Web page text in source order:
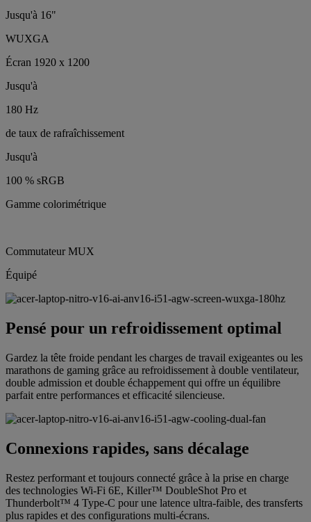
Jusqu'à 16"
WUXGA
Écran 1920 x 1200
Jusqu'à
180 Hz
de taux de rafraîchissement
Jusqu'à
100 % sRGB
Gamme colorimétrique
Commutateur MUX
Équipé
Pensé pour un refroidissement optimal
Gardez la tête froide pendant les charges de travail exigeantes ou les
marathons de gaming grâce au refroidissement à double ventilateur,
double admission et double échappement qui offre un équilibre
parfait entre performances et efficacité silencieuse.
Connexions rapides, sans décalage
Restez performant et toujours connecté grâce à la prise en charge
des technologies Wi-Fi 6E, Killer™ DoubleShot Pro et
Thunderbolt™ 4 Type-C pour une latence ultra-faible, des transferts
plus rapides et des configurations multi-écrans.